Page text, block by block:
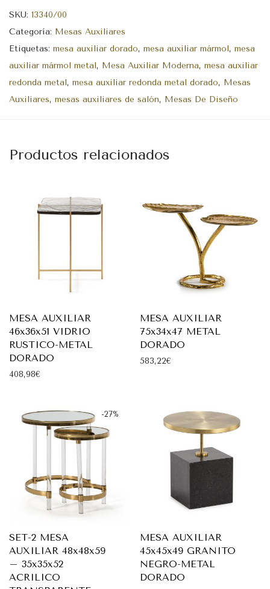
SKU: 13340/00
Categoría: Mesas Auxiliares
Etiquetas: mesa auxiliar dorado, mesa auxiliar mármol, mesa
auxiliar mármol metal, Mesa Auxiliar Moderna, mesa auxiliar
redonda metal, mesa auxiliar redonda metal dorado, Mesas
Auxiliares, mesas auxiliares de salón, Mesas De Diseño
Productos relacionados
MESA AUXILIAR
46x36x51 VIDRIO
RUSTICO-METAL
DORADO
408,98€
MESA AUXILIAR
75x34x47 METAL
DORADO
583,22€
-27%
SET-2 MESA
AUXILIAR 48x48x59
– 35x35x52
ACRILICO
MESA AUXILIAR
45x45x49 GRANITO
NEGRO-METAL
DORADO